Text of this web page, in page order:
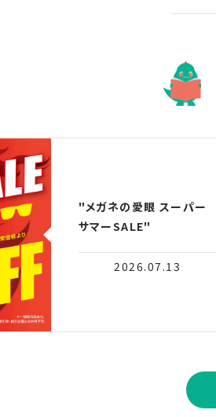
"メガネの愛眼 スーパー
サマーSALE"
2026.07.13